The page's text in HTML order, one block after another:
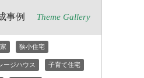
事例 Theme Gallery
狭小住宅
ージハウス 子育て住宅